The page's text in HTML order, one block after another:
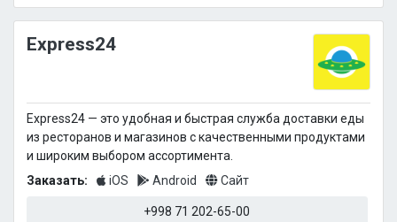
Express24
Express24 — это удобная и быстрая служба доставки еды
из ресторанов и магазинов с качественными продуктами
и широким выбором ассортимента.
Заказать:
iOS Android Сайт
+998 71 202-65-00